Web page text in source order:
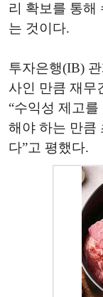
리 확보를 통해
는 것이다.
투자은행(IB)
사인 만큼 재무
“수익성 제고
해야 하는 만큼
다”고 평했다.